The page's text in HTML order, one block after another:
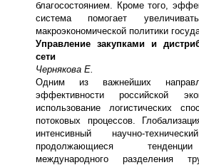
благосостоянием. Кроме того,
система помогает
макроэкономической политики
Управление закупками и
сети
Чернякова Е.
Одним из важнейших
эффективности российской
использование логистических
потоковых процессов.
интенсивный научно-
продолжающиеся
международного разделения